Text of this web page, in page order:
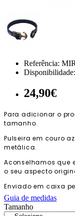
Referência:
Disponibilidade:
24,90€
Para adicionar o
tamanho.
Pulseira em couro
metálica.
Aconselhamos que
o seu aspecto
Enviado em caixa
Guia de medidas
Tamanho